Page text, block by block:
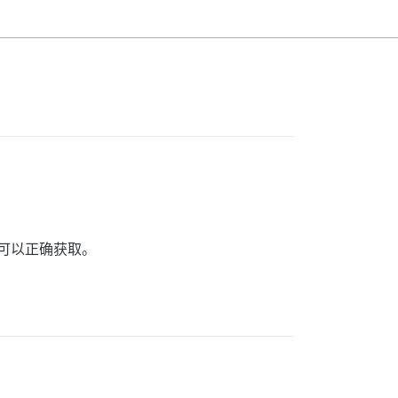
以正确获取。